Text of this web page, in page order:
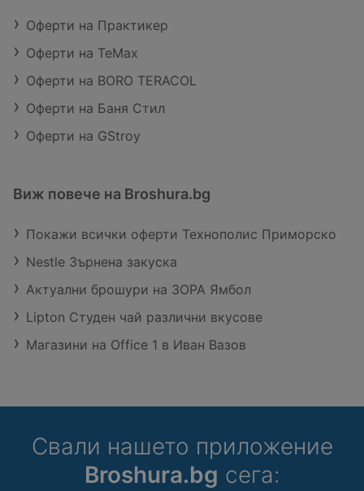
Оферти на Практикер
Оферти на TeMax
Оферти на BORO TERACOL
Оферти на Баня Стил
Оферти на GStroy
Виж повече на Broshura.bg
Покажи всички оферти Технополис Приморско
Nestle Зърнена закуска
Актуални брошури на ЗОРА Ямбол
Lipton Студен чай различни вкусове
Магазини на Office 1 в Иван Вазов
Свали нашето приложение
Broshura.bg сега: